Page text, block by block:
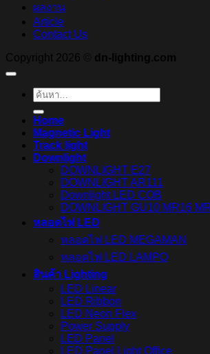
ผลงาน
Article
Contact Us
Copyright 2026 © dn-lighting.com
ค้นหา:
Home
Magnetic Light
Track light
Downlight
DOWNLIGHT E27
DOWNLIGHT AR111
Downlight LED COB
DOWNLIGHT GU10 MR16
หลอดไฟ LED
หลอดไฟ LED MEGAMAN
หลอดไฟ LED LAMPO
สินค้า Lighting
LED Linear
LED Ribbon
LED Neon Flex
Power Supply
LED Panel
LED Panel Light Office